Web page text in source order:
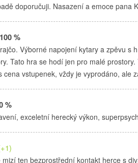
doporučuji. Nasazení a emoce pana
%
Výborné napojení kytary a zpěvu s
Tato hra se hodí jen pro malé
cena vstupenek, vždy je vyprodáno, ale
%
exceletní herecký výkon,
mizí ten bezprostřední kontakt herce s